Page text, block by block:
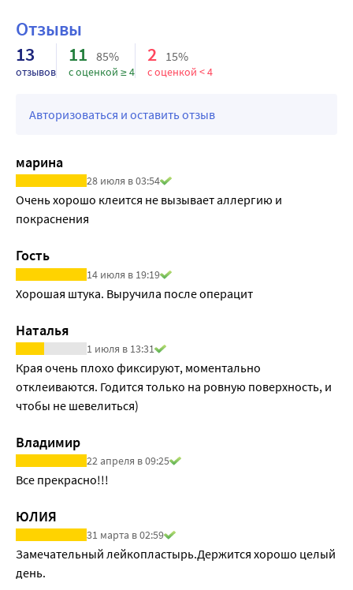
Отзывы
13
отзывов
11 85%
с оценкой ≥ 4
2 15%
с оценкой < 4
Авторизоваться и оставить отзыв
марина
28 июля в 03:54
Очень хорошо клеится не вызывает аллергию и
покраснения
Гость
14 июля в 19:19
Хорошая штука. Выручила после операцит
Наталья
1 июля в 13:31
Края очень плохо фиксируют, моментально
отклеиваются. Годится только на ровную поверхность, и
чтобы не шевелиться)
Владимир
22 апреля в 09:25
Все прекрасно!!!
ЮЛИЯ
31 марта в 02:59
Замечательный лейкопластырь.Держится хорошо целый
день.